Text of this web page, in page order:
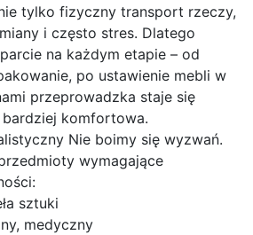
tylko fizyczny transport rzeczy,
i często stres. Dlatego
na każdym etapie – od
po ustawienie mebli w
przeprowadzka staje się
komfortowa.
Nie boimy się wyzwań.
wymagające
sztuki
medyczny